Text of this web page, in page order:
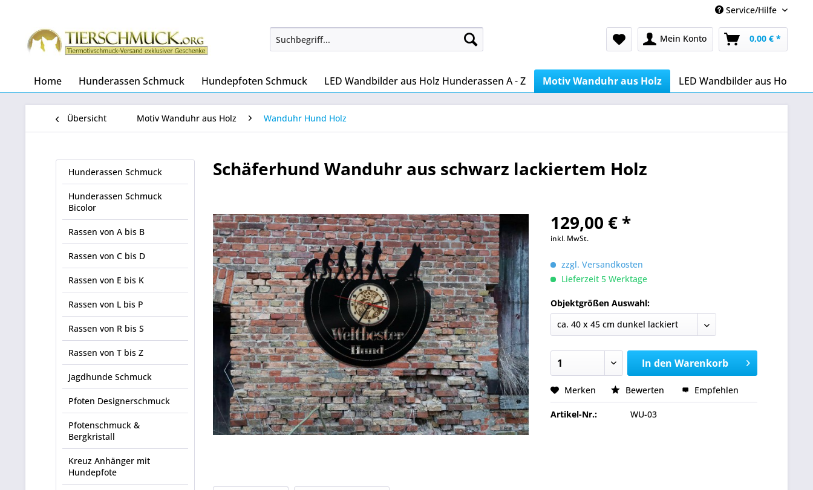
Service/Hilfe
Mein Konto 0,00 € *
Home Hunderassen Schmuck Hundepfoten Schmuck LED Wandbilder aus Holz Hunderassen A - Z Motiv Wanduhr aus Holz LED Wandbilder aus Holz
Übersicht Motiv Wanduhr aus Holz Wanduhr Hund Holz
Hunderassen Schmuck
Hunderassen Schmuck
Bicolor
Rassen von A bis B
Rassen von C bis D
Rassen von E bis K
Rassen von L bis P
Rassen von R bis S
Rassen von T bis Z
Jagdhunde Schmuck
Pfoten Designerschmuck
Pfotenschmuck &
Bergkristall
Kreuz Anhänger mit
Hundepfote
Schäferhund Wanduhr aus schwarz lackiertem Holz
129,00 € *
inkl. MwSt.
zzgl. Versandkosten
Lieferzeit 5 Werktage
Objektgrößen Auswahl:
In den Warenkorb
Merken Bewerten Empfehlen
Artikel-Nr.: WU-03